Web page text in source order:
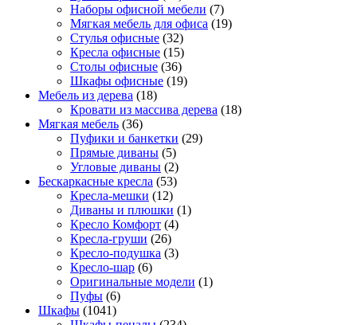
Наборы офисной мебели (7)
Мягкая мебель для офиса (19)
Стулья офисные (32)
Кресла офисные (15)
Столы офисные (36)
Шкафы офисные (19)
Мебель из дерева (18)
Кровати из массива дерева (18)
Мягкая мебель (36)
Пуфики и банкетки (29)
Прямые диваны (5)
Угловые диваны (2)
Бескаркасные кресла (53)
Кресла-мешки (12)
Диваны и плюшки (1)
Кресло Комфорт (4)
Кресла-груши (26)
Кресло-подушка (3)
Кресло-шар (6)
Оригинальные модели (1)
Пуфы (6)
Шкафы (1041)